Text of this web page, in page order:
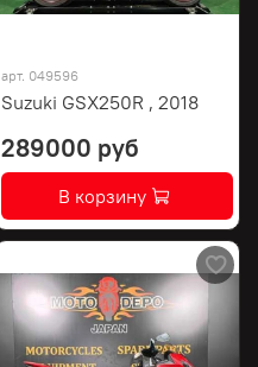
арт. 049596
Suzuki GSX250R , 2018
289000 руб
В корзину